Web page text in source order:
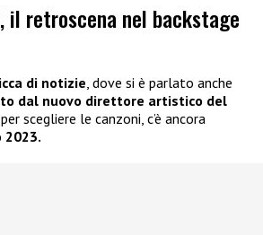
il retroscena nel backstage
di notizie , dove si è parlato anche
dal nuovo direttore artistico del
per scegliere le canzoni, c’è ancora
2023.